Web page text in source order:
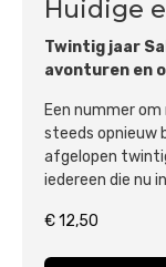
Huidige
Twintig jaar
avonturen en
Een nummer
steeds opnieuw
afgelopen
iedereen die nu
€12,50